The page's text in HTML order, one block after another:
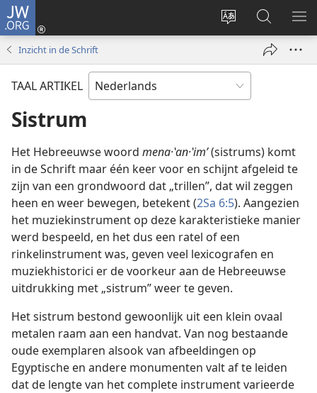
JW.ORG
Taal
wijzigen
Inloggen
(opent
Zoeken
op
JW.ORG
Inzicht in de Schrift
TAAL ARTIKEL
Sistrum
Het Hebreeuwse woord mena·ʽan·ʽimʹ(sistrums) komt
in de Schrift maar één keer voor en schijnt afgeleid te
zijn van een grondwoord dat „trillen”, dat wil zeggen
heen en weer bewegen, betekent (2Sa 6:5). Aangezien
het muziekinstrument op deze karakteristieke manier
werd bespeeld, en het dus een ratel of een
rinkelinstrument was, geven veel lexicografen en
muziekhistorici er de voorkeur aan de Hebreeuwse
uitdrukking met „sistrum” weer te geven.
Het sistrum bestond gewoonlijk uit een klein ovaal
metalen raam aan een handvat. Van nog bestaande
oude exemplaren alsook van afbeeldingen op
Egyptische en andere monumenten valt af te leiden
dat de lengte van het complete instrument varieerde